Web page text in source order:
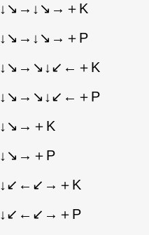
↓↘→↓↘→＋K
↓↘→↓↘→＋P
↓↘→↘↓↙←＋K
↓↘→↘↓↙←＋P
↓↘→＋K
↓↘→＋P
↓↙←↙→＋K
↓↙←↙→＋P